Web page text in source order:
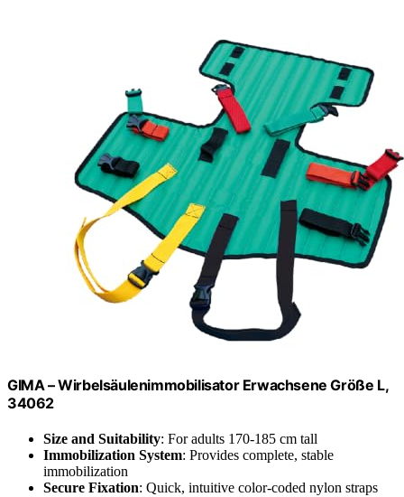
GIMA – Wirbelsäulenimmobilisator Erwachsene Größe L,
34062
Size and Suitability: For adults 170-185 cm tall
Immobilization System: Provides complete, stable
immobilization
Secure Fixation: Quick, intuitive color-coded nylon straps